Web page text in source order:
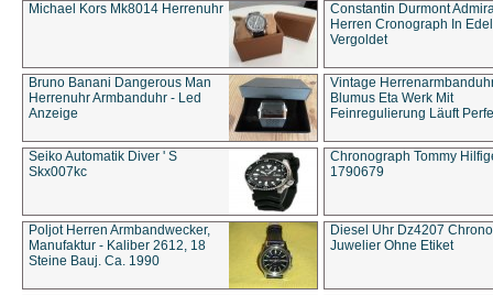
Michael Kors Mk8014 Herrenuhr
Constantin Durmont
Herren Cronograph In
Vergoldet
Bruno Banani Dangerous Man
Herrenuhr Armbanduhr - Led
Anzeige
Vintage
Blumus Eta Werk Mit
Feinregulierung Läuft
Seiko Automatik Diver ' S
Skx007kc
Chronograph Tommy
1790679
Poljot Herren Armbandwecker,
Manufaktur - Kaliber 2612, 18
Steine Bauj. Ca. 1990
Diesel Uhr Dz4207
Juwelier Ohne Etiket